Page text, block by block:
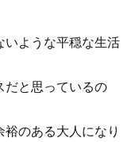
いような平穏な生活
だと思っているの
のある大人になり